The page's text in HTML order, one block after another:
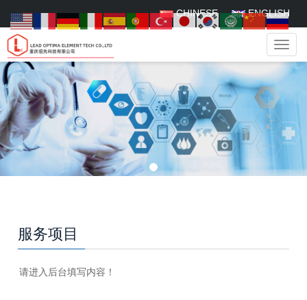
CHINESE ENGLISH
菜
单
服务项目
请进入后台填写内容！